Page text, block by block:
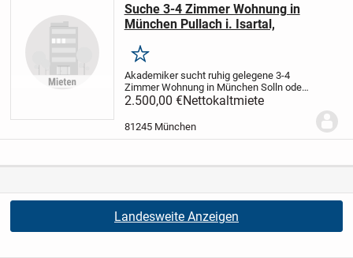
Suche 3-4 Zimmer Wohnung in
München Pullach i. Isartal,
Merken
Akademiker sucht ruhig gelegene 3-4
Zimmer Wohnung in München Solln oder
Pullach i. Isartal oder Grünwald mit
Balkon oder Terrasse, idealerweise:
Badewanne, mit Garage, bis 2.500,00 EUR
Kaltmiete ab...
2.500,00 €Nettokaltmiete
81245 München
Landesweite Anzeigen